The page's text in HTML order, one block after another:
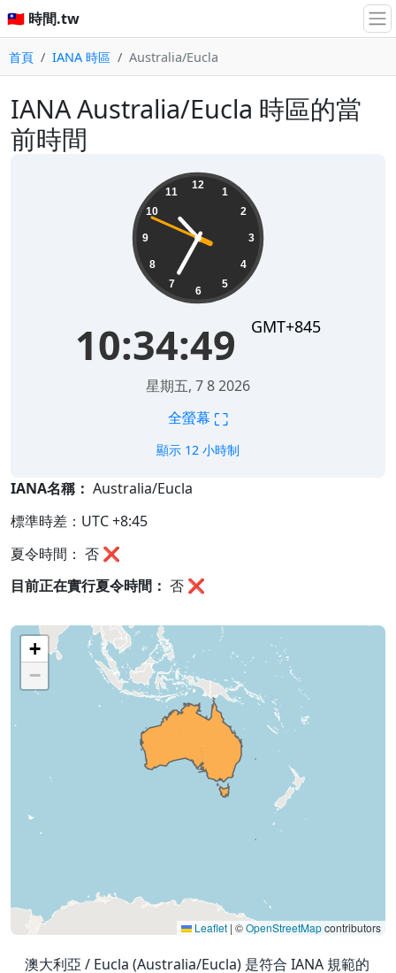
🇹🇼 時間.tw
首頁 IANA 時區 Australia/Eucla
IANA Australia/Eucla 時區的當
前時間
12
1
2
3
4
5
6
7
8
9
10
11
10:34:49 GMT+845
星期五, 7 8 2026
全螢幕 ⛶
顯示 12 小時制
IANA名稱： Australia/Eucla
標準時差：UTC +8:45
夏令時間： 否 ❌
目前正在實行夏令時間： 否 ❌
+
−
Leaflet | ©OpenStreetMapcontributors
澳大利亞 / Eucla (Australia/Eucla) 是符合 IANA 規範的